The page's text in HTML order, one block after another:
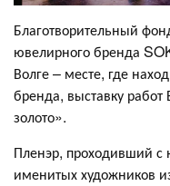
Благотворительный
ювелирного бренда
Волге – месте, где
бренда, выставку работ
золото».
Пленэр, проходивший с
именитых художников